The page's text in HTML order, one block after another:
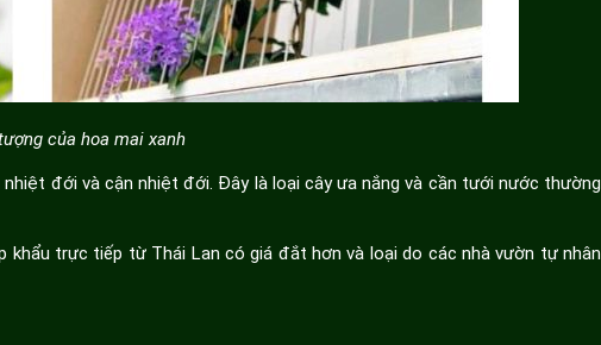
của hoa mai xanh
đới và cận nhiệt đới. Đây là loại cây ưa nắng và cần tưới nước thường
khẩu trực tiếp từ Thái Lan có giá đắt hơn và loại do các nhà vườn tự nhân